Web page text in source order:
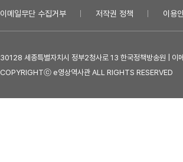
이메일무단 수집거부 저작권 정책 이용
30128 세종특별자치시 정부2청사로 13 한국정책방송원 |
COPYRIGHTⓒ e영상역사관 ALL RIGHTS RESERVED